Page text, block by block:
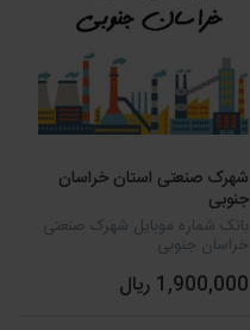
شهرک صنعتی استان خراسان
جنوبی
بانک شماره موبایل شهرک صنعتی
خراسان جنوبی
1,900,000 ریال